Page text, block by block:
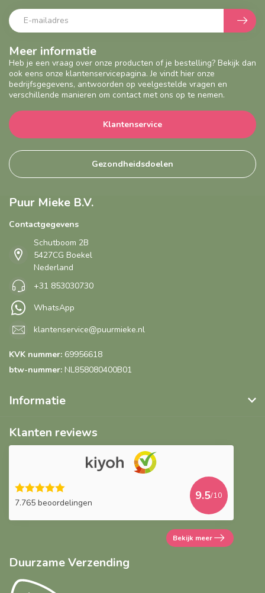
Meer informatie
Heb je een vraag over onze producten of je bestelling? Bekijk dan
ook eens onze klantenservicepagina. Je vindt hier onze
bedrijfsgegevens, antwoorden op veelgestelde vragen en
verschillende manieren om contact met ons op te nemen.
Klantenservice
Gezondheidsdoelen
Puur Mieke B.V.
Contactgegevens
Schutboom 2B
5427CG Boekel
Nederland
+31 853030730
WhatsApp
klantenservice@puurmieke.nl
KVK nummer: 69956618
btw-nummer: NL858080400B01
Informatie
Klanten reviews
7.765 beoordelingen
9.5/10
Bekijk meer
Duurzame Verzending